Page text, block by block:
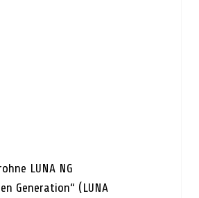
LUNA NG
Generation“ (LUNA